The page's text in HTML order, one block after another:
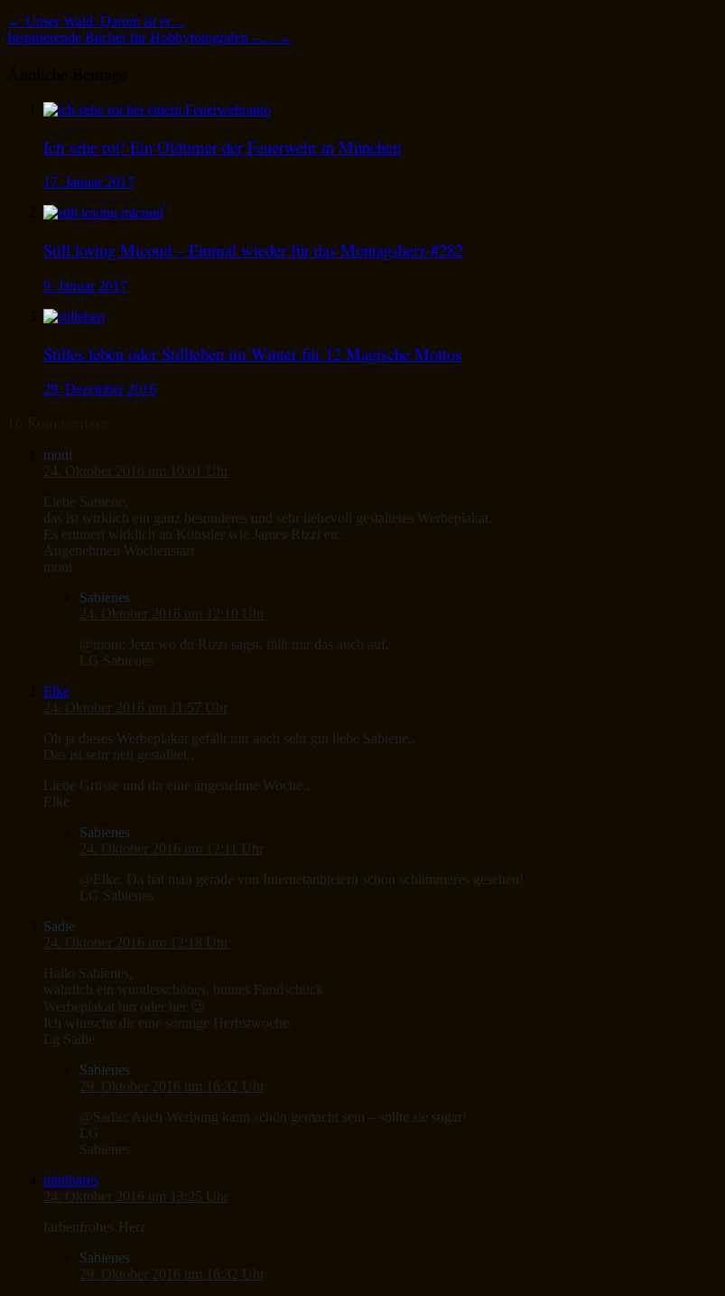
← Unser Wald: Darum ist er…
Inspirierende Bücher für Hobbyfotografen –… →
Ich sehe rot! Ein Oldtimer der Feuerwehr in München
17. Januar 2017
Still loving Micoud – Einmal wieder für das Montagsherz #282
9. Januar 2017
Stilles leben oder Stillleben im Winter für 12 Magische Mottos
29. Dezember 2016
moni
24. Oktober 2016 um 10:01 Uhr
Liebe Sabiene,
das ist wirklich ein ganz besonderes und sehr liebevoll gestaltetes Werbeplakat.
Es erinnert wirklich an Künstler wie James Rizzi etc.
Angenehmen Wochenstart
moni
Sabienes
24. Oktober 2016 um 12:10 Uhr
@moni: Jetzt wo du Rizzi sagst, fällt mir das auch auf.
LG Sabienes
Elke
24. Oktober 2016 um 11:57 Uhr
Oh ja dieses Werbeplakat gefällt mir auch sehr gut liebe Sabiene..
Das ist sehr nett gestalltet..
Liebe Grüsse und dir eine angenehme Woche..
Elke
Sabienes
24. Oktober 2016 um 12:11 Uhr
@Elke: Da hat man gerade von Internetanbietern schon schlimmeres gesehen!
LG Sabienes
Sadie
24. Oktober 2016 um 12:18 Uhr
Hallo Sabienes,
wahrlich ein wunderschönes, buntes Fundschück
Werbeplakat hin oder her 😉
Ich wünsche dir eine sonnige Herbstwoche.
Lg Sadie
Sabienes
29. Oktober 2016 um 16:32 Uhr
@Sadie: Auch Werbung kann schön gemacht sein – sollte sie sogar!
LG
Sabienes
minibares
24. Oktober 2016 um 13:25 Uhr
farbenfrohes Herz
Sabienes
29. Oktober 2016 um 16:32 Uhr